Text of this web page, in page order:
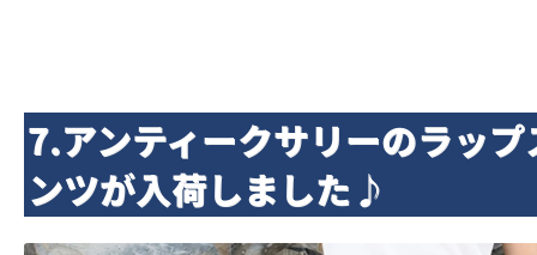
7.アンティークサリーのラッ
ンツが入荷しました♪